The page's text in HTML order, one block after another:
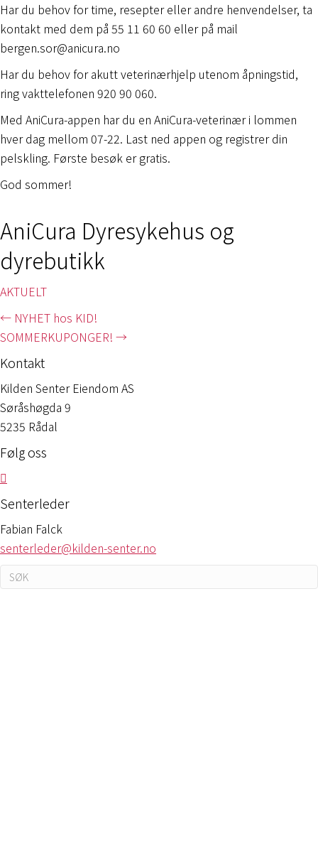
Har du behov for time, resepter eller andre henvendelser, ta
kontakt med dem på 55 11 60 60 eller på mail
bergen.sor@anicura.no
Har du behov for akutt veterinærhjelp utenom åpningstid,
ring vakttelefonen 920 90 060.
Med AniCura-appen har du en AniCura-veterinær i lommen
hver dag mellom 07-22. Last ned appen og registrer din
pelskling. Første besøk er gratis.
God sommer!
AniCura Dyresykehus og
dyrebutikk
AKTUELT
Posts
navigation
← NYHET hos KID!
SOMMERKUPONGER! →
Kontakt
Kilden Senter Eiendom AS
Søråshøgda 9
5235 Rådal
Følg oss
Senterleder
Fabian Falck
senterleder@kilden-senter.no